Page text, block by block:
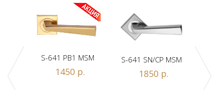
A
S-641 PB1 MSM
1450 р.
S-641 SN/CP MSM
1850 р.